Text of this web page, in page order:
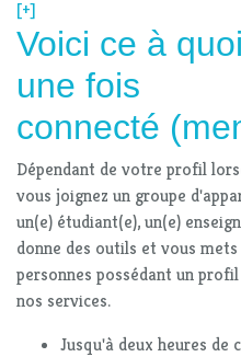
[+]
Voici ce à
une fois
connecté
Dépendant de votre profil
vous joignez un groupe
un(e) étudiant(e), un(e)
donne des outils et vous
personnes possédant un
nos services.
Jusqu'à deux heures